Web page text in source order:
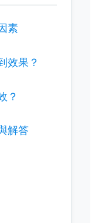
素
效果？
？
解答